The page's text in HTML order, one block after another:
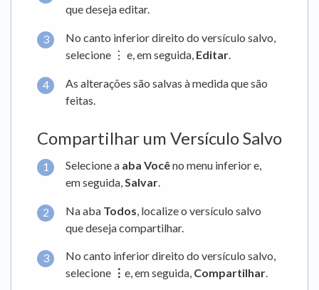
que deseja editar.
No canto inferior direito do versículo salvo,
selecione ⋮ e, em seguida, Editar.
As alterações são salvas à medida que são
feitas.
Compartilhar um Versículo Salvo
Selecione a aba Vocêno menu inferior e,
em seguida,Salvar.
Na aba Todos , localize o versículo salvo
que deseja compartilhar.
No canto inferior direito do versículo salvo,
selecione ⋮ e, em seguida, Compartilhar.